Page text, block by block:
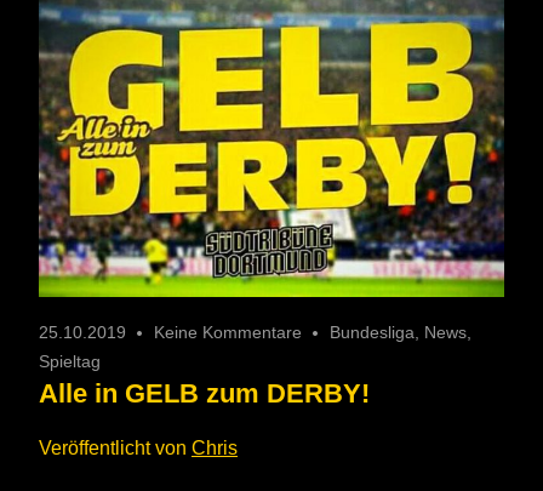
25.10.2019 Keine Kommentare Bundesliga News
Spieltag
Alle in GELB zum DERBY!
Veröffentlicht von Chris